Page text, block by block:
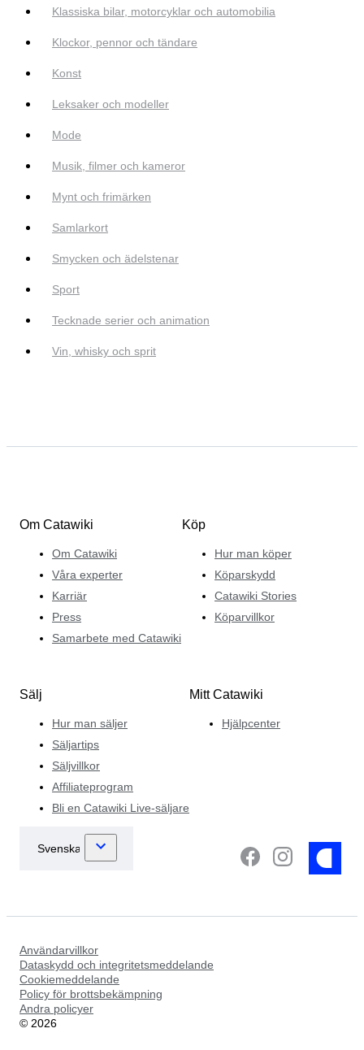
Klassiska bilar, motorcyklar och automobilia
Klockor, pennor och tändare
Konst
Leksaker och modeller
Mode
Musik, filmer och kameror
Mynt och frimärken
Samlarkort
Smycken och ädelstenar
Sport
Tecknade serier och animation
Vin, whisky och sprit
Om Catawiki
Om Catawiki
Våra experter
Karriär
Press
Samarbete med Catawiki
Köp
Hur man köper
Köparskydd
Catawiki Stories
Köparvillkor
Sälj
Hur man säljer
Säljartips
Säljvillkor
Affiliateprogram
Bli en Catawiki Live-säljare
Mitt Catawiki
Hjälpcenter
Användarvillkor
Dataskydd och integritetsmeddelande
Cookiemeddelande
Policy för brottsbekämpning
Andra policyer
© 2026